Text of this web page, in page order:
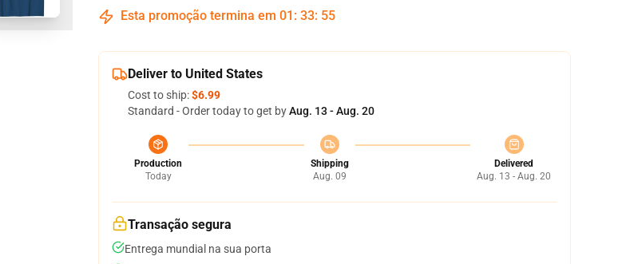
Esta promoção termina em 01 : 33: 54
Deliver to United States
Cost to ship:$6.99
Standard - Order today to get byAug. 13 - Aug. 20
Production
Today
Shipping
Aug. 09
Delivered
Aug. 13 - Aug. 20
Transação segura
Entrega mundial na sua porta